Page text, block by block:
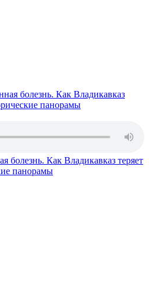
болезнь. Как Владикавказ теряет
панорамы